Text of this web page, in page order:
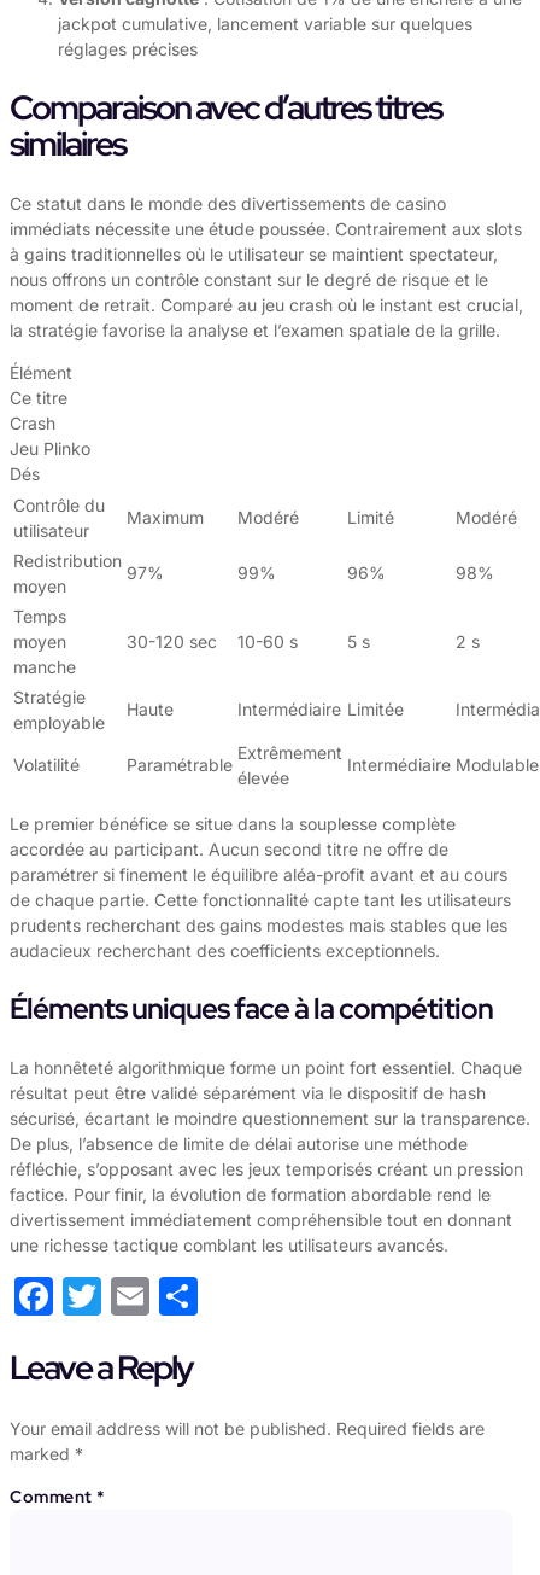
jackpot cumulative, lancement variable sur quelques
réglages précises
Comparaison avec d’autres titres
similaires
Ce statut dans le monde des divertissements de casino
immédiats nécessite une étude poussée. Contrairement aux slots
à gains traditionnelles où le utilisateur se maintient spectateur,
nous offrons un contrôle constant sur le degré de risque et le
moment de retrait. Comparé au jeu crash où le instant est crucial,
la stratégie favorise la analyse et l’examen spatiale de la grille.
Élément
Ce titre
Crash
Jeu Plinko
Dés
Contrôle du
utilisateur
Maximum Modéré Limité Modéré
Redistribution
moyen
97% 99% 96% 98%
Temps
moyen
manche
30-120 sec 10-60 s 5 s 2 s
Stratégie
employable
Haute Intermédiaire Limitée
Volatilité Paramétrable
Extrêmement
élevée
Intermédiaire Modulable
Le premier bénéfice se situe dans la souplesse complète
accordée au participant. Aucun second titre ne offre de
paramétrer si finement le équilibre aléa-profit avant et au cours
de chaque partie. Cette fonctionnalité capte tant les utilisateurs
prudents recherchant des gains modestes mais stables que les
audacieux recherchant des coefficients exceptionnels.
Éléments uniques face à la compétition
La honnêteté algorithmique forme un point fort essentiel. Chaque
résultat peut être validé séparément via le dispositif de hash
sécurisé, écartant le moindre questionnement sur la transparence.
De plus, l’absence de limite de délai autorise une méthode
réfléchie, s’opposant avec les jeux temporisés créant un pression
factice. Pour finir, la évolution de formation abordable rend le
divertissement immédiatement compréhensible tout en donnant
une richesse tactique comblant les utilisateurs avancés.
Facebook
Twitter
Email
Leave a Reply
Your email address will not be published. Required fields are
marked *
Comment *